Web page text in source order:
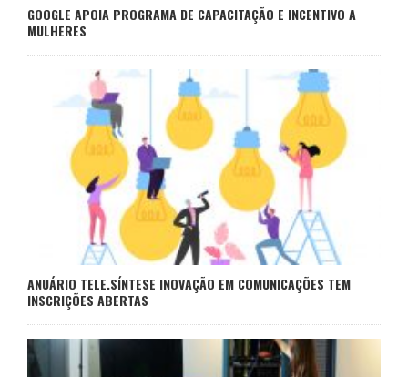
GOOGLE APOIA PROGRAMA DE CAPACITAÇÃO E INCENTIVO A
MULHERES
ANUÁRIO TELE.SÍNTESE INOVAÇÃO EM COMUNICAÇÕES TEM
INSCRIÇÕES ABERTAS